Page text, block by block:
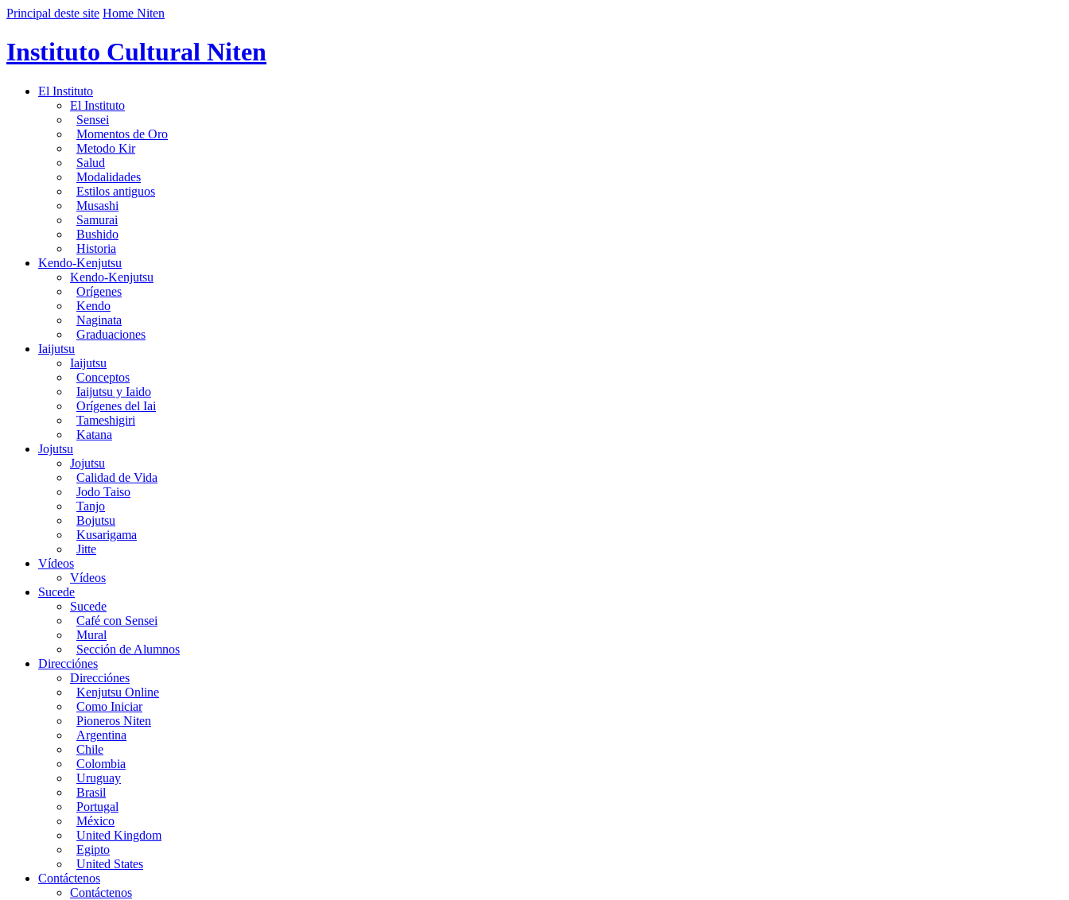
Principal deste site Home Niten
Instituto Cultural Niten
El Instituto
El Instituto
Sensei
Momentos de Oro
Metodo Kir
Salud
Modalidades
Estilos antiguos
Musashi
Samurai
Bushido
Historia
Kendo-Kenjutsu
Kendo-Kenjutsu
Orígenes
Kendo
Naginata
Graduaciones
Iaijutsu
Iaijutsu
Conceptos
Iaijutsu y Iaido
Orígenes del Iai
Tameshigiri
Katana
Jojutsu
Jojutsu
Calidad de Vida
Jodo Taiso
Tanjo
Bojutsu
Kusarigama
Jitte
Vídeos
Vídeos
Sucede
Sucede
Café con Sensei
Mural
Sección de Alumnos
Direcciónes
Direcciónes
Kenjutsu Online
Como Iniciar
Pioneros Niten
Argentina
Chile
Colombia
Uruguay
Brasil
Portugal
México
United Kingdom
Egipto
United States
Contáctenos
Contáctenos